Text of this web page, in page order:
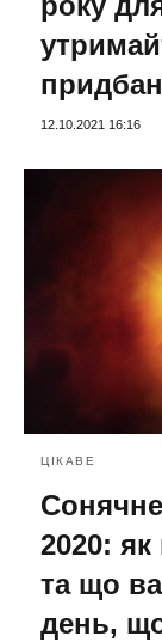
12.10.2021 16:16
ЦІКАВЕ
2020:
та що
день,